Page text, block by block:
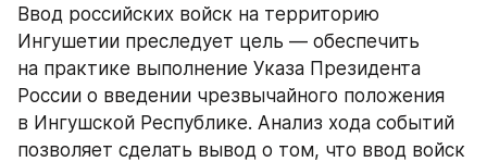
Ввод российских войск на территорию
Ингушетии преследует цель — обеспечить
на практике выполнение Указа Президента
России о введении чрезвычайного положения
в Ингушской Республике. Анализ хода событий
позволяет сделать вывод о том, что ввод войск